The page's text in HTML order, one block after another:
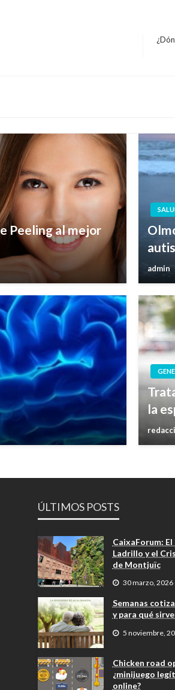
Peeling al mejor
admin
la
ÚLTIMOS POSTS
CaixaForum:
Ladrillo y el
de Montjuïc
30 marzo, 2026
Semanas
y para qué
5 noviembre,
Chicken road
¿minijuego
online?